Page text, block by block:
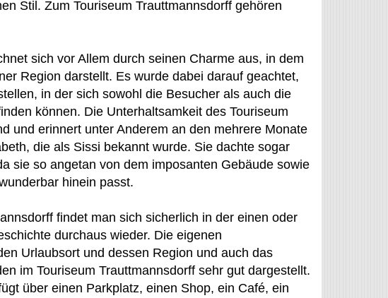
Stil. Zum Touriseum Trauttmannsdorff gehören
sich vor Allem durch seinen Charme aus, in dem
Region darstellt. Es wurde dabei darauf geachtet,
in der sich sowohl die Besucher als auch die
können. Die Unterhaltsamkeit des Touriseum
und erinnert unter Anderem an den mehrere Monate
die als Sissi bekannt wurde. Sie dachte sogar
sie so angetan von dem imposanten Gebäude sowie
hinein passt.
findet man sich sicherlich in der einen oder
durchaus wieder. Die eigenen
Urlaubsort und dessen Region und auch das
im Touriseum Trauttmannsdorff sehr gut dargestellt.
über einen Parkplatz, einen Shop, ein Café, ein